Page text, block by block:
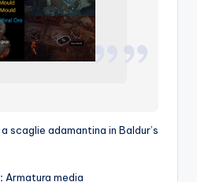
scaglie adamantina in Baldur’s
Armatura media